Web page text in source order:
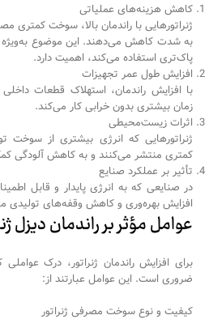
کاهش هزینه‌های عملیاتی
ژنراتورهایی با راندمان بالا، سوخت کمتری
به شدت کاهش می‌دهند. این موضوع به‌ویژه
پاک‌تری استفاده می‌کند، اهمیت دارد.
افزایش طول عمر تجهیزات
با افزایش راندمان، استهلاک قطعات
زمان بیشتری بدون خرابی کار می‌کند.
اثرات زیست‌محیطی
ژنراتورهایی که انرژی بیشتری از سوخت
کمتری منتشر می‌کنند و به کاهش آلودگی
تأثیر بر عملکرد صنایع
در صنایعی که به انرژی پایدار و قابل
افزایش بهره‌وری و کاهش وقفه‌های تولیدی
عوامل مؤثر بر راندمان دیزل
برای افزایش راندمان ژنراتور، درک
ضروری است. این عوامل عبارتند از:
کیفیت و نوع سوخت مصرفی ژنراتور